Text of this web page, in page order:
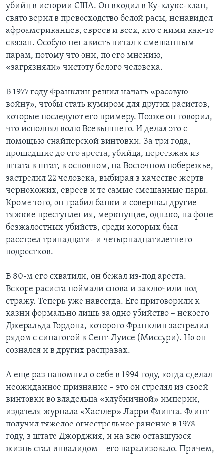
убийц в истории США. Он входил в Ку-клукс-клан,
свято верил в превосходство белой расы, ненавидел
афроамериканцев, евреев и всех, кто с ними как-то
связан. Особую ненависть питал к смешанным
парам, потому что они, по его мнению,
«загрязняли» чистоту белого человека.
В 1977 году Франклин решил начать «расовую
войну», чтобы стать кумиром для других расистов,
которые последуют его примеру. Позже он говорил,
что исполнял волю Всевышнего. И делал это с
помощью снайперской винтовки. За три года,
прошедшие до его ареста, убийца, переезжая из
штата в штат, в основном, на Восточном побережье,
застрелил 22 человека, выбирая в качестве жертв
чернокожих, евреев и те самые смешанные пары.
Кроме того, он грабил банки и совершал другие
тяжкие преступления, меркнущие, однако, на фоне
безжалостных убийств, среди которых был
расстрел тринадцати- и четырнадцатилетнего
подростков.
В 80-м его схватили, он бежал из-под ареста.
Вскоре расиста поймали снова и заключили под
стражу. Теперь уже навсегда. Его приговорили к
казни формально лишь за одно убийство – некоего
Джеральда Гордона, которого Франклин застрелил
рядом с синагогой в Сент-Луисе (Миссури). Но он
сознался и в других расправах.
А еще раз напомнил о себе в 1994 году, когда сделал
неожиданное признание – это он стрелял из своей
винтовки во владельца «клубничной» империи,
издателя журнала «Хастлер» Ларри Флинта. Флинт
получил тяжелое огнестрельное ранение в 1978
году, в штате Джорджия, и на всю оставшуюся
жизнь стал инвалидом – его парализовало. Причем,